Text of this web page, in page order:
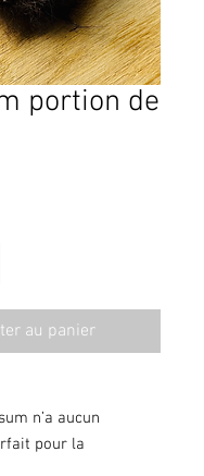
portion de
au panier
n’a aucun
pour la